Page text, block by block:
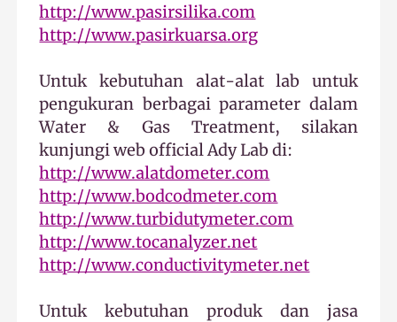
http://www.pasirsilika.com
http://www.pasirkuarsa.org
Untuk kebutuhan alat-alat lab untuk
pengukuran berbagai parameter dalam
Water & Gas Treatment, silakan
kunjungi web official Ady Lab di:
http://www.alatdometer.com
http://www.bodcodmeter.com
http://www.turbidutymeter.com
http://www.tocanalyzer.net
http://www.conductivitymeter.net
Untuk kebutuhan produk dan jasa